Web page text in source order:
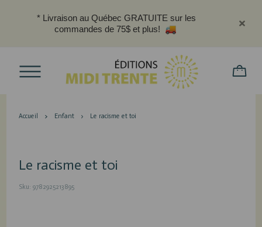
* Livraison au Québec GRATUITE sur les
commandes de 75$ et plus!
Accueil Enfant Le racisme et toi
Le racisme et toi
Sku: 9782925213895